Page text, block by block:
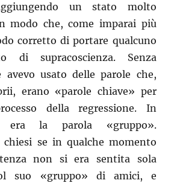
un stato molto
modo che, come imparai più
corretto di portare qualcuno
di supracoscienza. Senza
avevo usato delle parole che,
erano «parole chiave» per
della regressione. In
era la parola «gruppo».
chiesi se in qualche momento
non si era sentita sola
suo «gruppo» di amici, e